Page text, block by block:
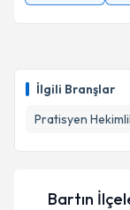
İlgili Branşlar
Pratisyen
Bartın